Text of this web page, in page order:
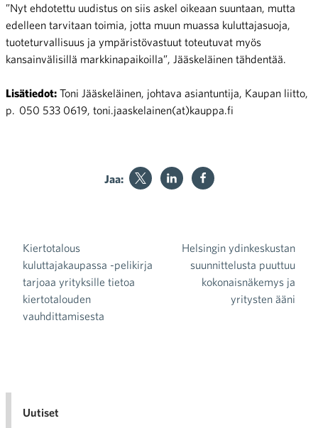
”Nyt ehdotettu uudistus on siis askel oikeaan suuntaan, mutta
edelleen tarvitaan toimia, jotta muun muassa kuluttajasuoja,
tuoteturvallisuus ja ympäristövastuut toteutuvat myös
kansainvälisillä markkinapaikoilla”, Jääskeläinen tähdentää.
Lisätiedot: Toni Jääskeläinen, johtava asiantuntija, Kaupan liitto,
p. 050 533 0619, toni.jaaskelainen(at)kauppa.fi
Jaa:
Artikkelien selaus
Kiertotalous
kuluttajakaupassa -pelikirja
tarjoaa yrityksille tietoa
kiertotalouden
vauhdittamisesta
Helsingin ydinkeskustan
suunnittelusta puuttuu
kokonaisnäkemys ja
yritysten ääni
Uutiset